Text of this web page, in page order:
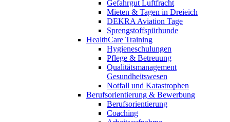
Gefahrgut Luftfracht
Mieten & Tagen in Dreieich
DEKRA Aviation Tage
Sprengstoffspürhunde
HealthCare Training
Hygieneschulungen
Pflege & Betreuung
Qualitätsmanagement
Gesundheitswesen
Notfall und Katastrophen
Berufsorientierung & Bewerbung
Berufsorientierung
Coaching